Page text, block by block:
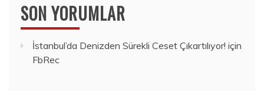
SON YORUMLAR
İstanbul’da Denizden Sürekli Ceset Çıkartılıyor! için
FbRec